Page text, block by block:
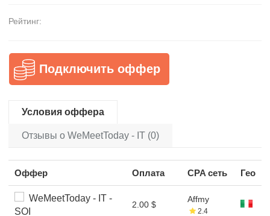
Рейтинг:
Подключить оффер
Условия оффера
Отзывы о WeMeetToday - IT (0)
Оффер Оплата CPA сеть Гео
WeMeetToday - IT -
SOI
2.00 $
Affmy
2.4